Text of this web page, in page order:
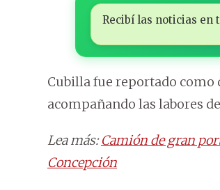
Recibí las noticias en
Cubilla fue reportado como
acompañando las labores
Lea más:Camión de gran
Concepción